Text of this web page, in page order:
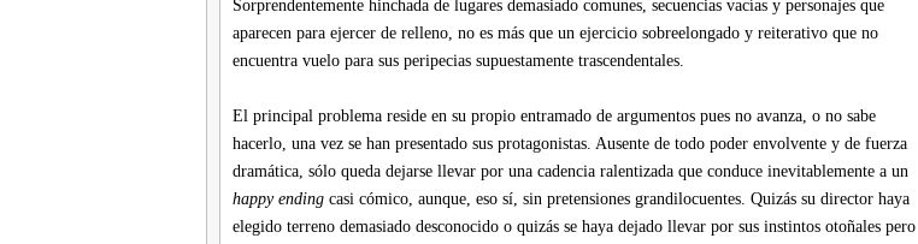
Sorprendentemente hinchada de lugares demasiado comunes, secuencias vacías y personajes que
aparecen para ejercer de relleno, no es más que un ejercicio sobreelongado y reiterativo que no
encuentra vuelo para sus peripecias supuestamente trascendentales.
El principal problema reside en su propio entramado de argumentos pues no avanza, o no sabe
hacerlo, una vez se han presentado sus protagonistas. Ausente de todo poder envolvente y de fuerza
dramática, sólo queda dejarse llevar por una cadencia ralentizada que conduce inevitablemente a un
happy endingcasi cómico, aunque, eso sí, sin pretensiones grandilocuentes. Quizás su director haya
elegido terreno demasiado desconocido o quizás se haya dejado llevar por sus instintos otoñales pero